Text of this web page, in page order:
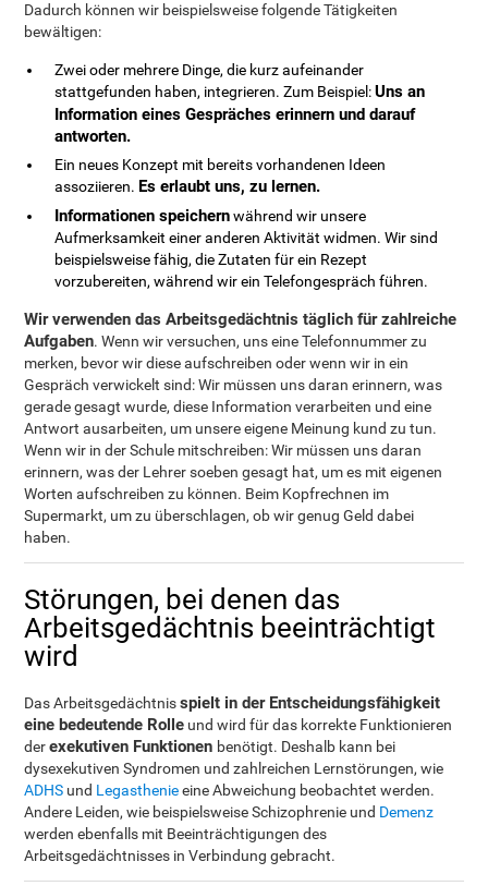
Dadurch können wir beispielsweise folgende Tätigkeiten
bewältigen:
Zwei oder mehrere Dinge, die kurz aufeinander
stattgefunden haben, integrieren. Zum Beispiel:Uns an
Information eines Gespräches erinnern und darauf
antworten.
Ein neues Konzept mit bereits vorhandenen Ideen
assoziieren. Es erlaubt uns, zu lernen.
Informationen speichernwährend wir unsere
Aufmerksamkeit einer anderen Aktivität widmen. Wir sind
beispielsweise fähig, die Zutaten für ein Rezept
vorzubereiten, während wir ein Telefongespräch führen.
Wir verwenden das Arbeitsgedächtnis täglich für zahlreiche
Aufgaben. Wenn wir versuchen, uns eine Telefonnummer zu
merken, bevor wir diese aufschreiben oder wenn wir in ein
Gespräch verwickelt sind: Wir müssen uns daran erinnern, was
gerade gesagt wurde, diese Information verarbeiten und eine
Antwort ausarbeiten, um unsere eigene Meinung kund zu tun.
Wenn wir in der Schule mitschreiben: Wir müssen uns daran
erinnern, was der Lehrer soeben gesagt hat, um es mit eigenen
Worten aufschreiben zu können. Beim Kopfrechnen im
Supermarkt, um zu überschlagen, ob wir genug Geld dabei
haben.
Störungen, bei denen das
Arbeitsgedächtnis beeinträchtigt
wird
Das Arbeitsgedächtnisspielt in der Entscheidungsfähigkeit
eine bedeutende Rolle und wird für das korrekte Funktionieren
derexekutiven Funktionen benötigt. Deshalb kann bei
dysexekutiven Syndromen und zahlreichen Lernstörungen, wie
ADHS und Legasthenieeine Abweichung beobachtet werden.
Andere Leiden, wie beispielsweise Schizophrenie und Demenz
werden ebenfalls mit Beeinträchtigungen des
Arbeitsgedächtnisses in Verbindung gebracht.